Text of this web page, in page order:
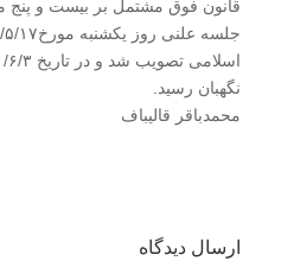
قانون فوق مشتمل بر بیست و پنج
نگهبان رسید.
محمدباقر قالیباف
ارسال دیدگاه